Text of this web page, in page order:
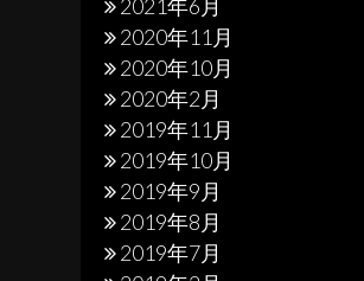
2021年6月
2020年11月
2020年10月
2020年2月
2019年11月
2019年10月
2019年9月
2019年8月
2019年7月